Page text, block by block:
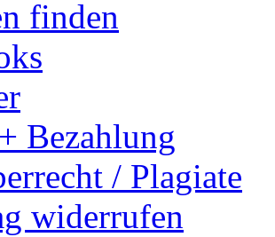
finden
Bezahlung
/ Plagiate
widerrufen